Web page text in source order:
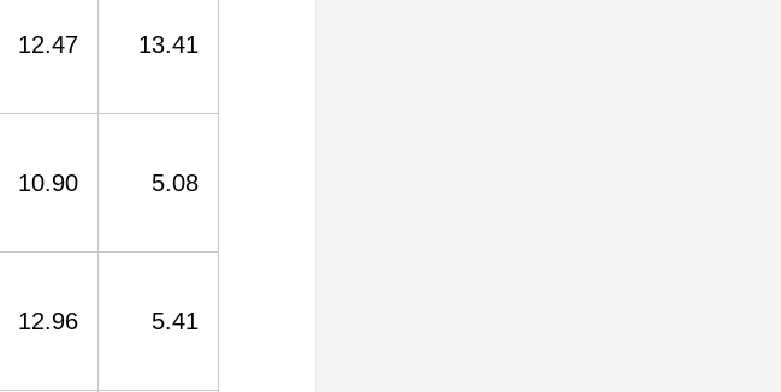
12.47 13.41
10.90 5.08
12.96 5.41